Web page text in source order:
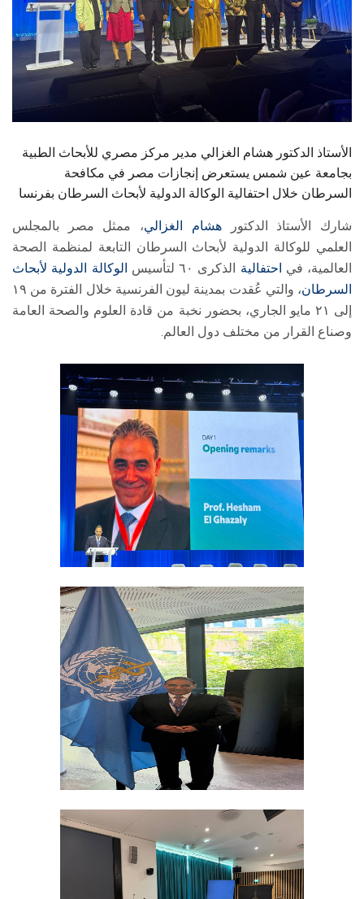
الزائـرون
سجل الان
الأستاذ الدكتور هشام الغزالي مدير مركز مصري للأبحاث الطبية
بجامعة عين شمس يستعرض إنجازات مصر في مكافحة
السرطان خلال احتفالية الوكالة الدولية لأبحاث السرطان بفرنسا
شارك الأستاذ الدكتورهشام الغزالي، ممثل مصر بالمجلس
العلمي للوكالة الدولية لأبحاث السرطان التابعة لمنظمة الصحة
العالمية، في احتفالية الذكرى ٦٠ لتأسيس
الوكالة الدولية لأبحاث
السرطان
، والتي عُقدت بمدينة ليون الفرنسية خلال الفترة من ١٩
إلى ٢١ مايو الجاري، بحضور نخبة من قادة العلوم والصحة العامة
وصناع القرار من مختلف دول العالم.